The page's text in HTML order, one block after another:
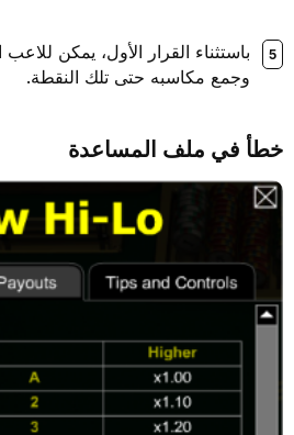
باستثناء القرار الأول، يمكن
وجمع مكاسبه حتى تلك النقطة.
خطأ في ملف المساعدة